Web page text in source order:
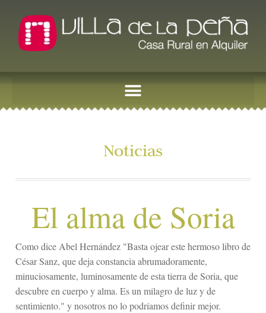
Noticias
El alma de Soria
Como dice Abel Hernández "Basta ojear este hermoso libro de
César Sanz, que deja constancia abrumadoramente,
minuciosamente, luminosamente de esta tierra de Soria, que
descubre en cuerpo y alma. Es un milagro de luz y de
sentimiento." y nosotros no lo podríamos definir mejor.